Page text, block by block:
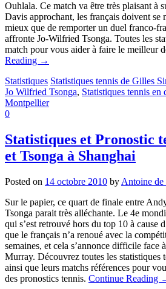
Ouhlala. Ce match va être très plaisant à
Davis approchant, les français doivent se
mieux que de remporter un duel franco-
affronte Jo-Wilfried Tsonga. Toutes les
match pour vous aider à faire le meilleur
Reading →
Statistiques Statistiques tennis de Gilles
Jo Wilfried Tsonga, Statistiques tennis en
Montpellier
0
Statistiques et Pronostic
et Tsonga à Shanghai
Posted on 14 octobre 2010 by Antoine de
Sur le papier, ce quart de finale entre
Tsonga parait très alléchante. Le 4e
qui s’est retrouvé hors du top 10 à cause
que le français n’a renoué avec la
semaines, et cela s’annonce difficile face
Murray. Découvrez toutes les statistiques
ainsi que leurs matchs références pour
des pronostics tennis. Continue Reading